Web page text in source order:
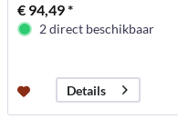
€ 94,49 *
2 direct beschikbaar
Details